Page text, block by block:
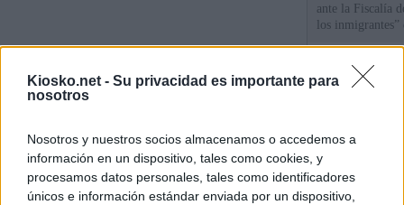
Kiosko.net - Su privacidad es importante para
nosotros
Nosotros y nuestros socios almacenamos o accedemos a
información en un dispositivo, tales como cookies, y
procesamos datos personales, tales como identificadores
únicos e información estándar enviada por un dispositivo,
ante la Fiscalía
los inmigrantes”
La Comunidad
de lujo de
euros el diseño
Puerta del Sol